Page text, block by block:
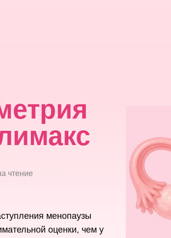
чтение
менопаузы
оценки, чем у